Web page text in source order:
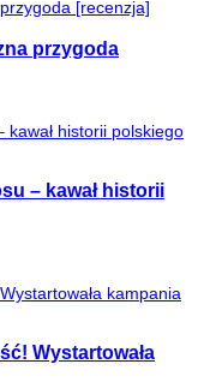
przygoda
– kawał historii
Wystartowała